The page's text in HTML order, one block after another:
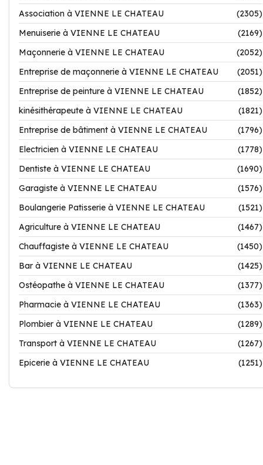
Association à VIENNE LE CHATEAU
(2305)
Menuiserie à VIENNE LE CHATEAU
(2169)
Maçonnerie à VIENNE LE CHATEAU
(2052)
Entreprise de maçonnerie à VIENNE LE CHATEAU
(2051)
Entreprise de peinture à VIENNE LE CHATEAU
(1852)
kinésithérapeute à VIENNE LE CHATEAU
(1821)
Entreprise de bâtiment à VIENNE LE CHATEAU
(1796)
Electricien à VIENNE LE CHATEAU
(1778)
Dentiste à VIENNE LE CHATEAU
(1690)
Garagiste à VIENNE LE CHATEAU
(1576)
Boulangerie Patisserie à VIENNE LE CHATEAU
(1521)
Agriculture à VIENNE LE CHATEAU
(1467)
Chauffagiste à VIENNE LE CHATEAU
(1450)
Bar à VIENNE LE CHATEAU
(1425)
Ostéopathe à VIENNE LE CHATEAU
(1377)
Pharmacie à VIENNE LE CHATEAU
(1363)
Plombier à VIENNE LE CHATEAU
(1289)
Transport à VIENNE LE CHATEAU
(1267)
Epicerie à VIENNE LE CHATEAU
(1251)